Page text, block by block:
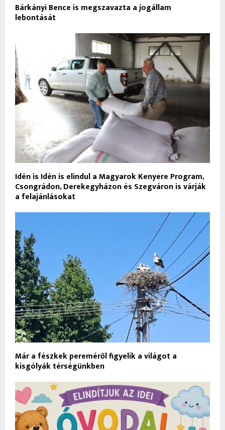
Bárkányi Bence is megszavazta a jogállam
lebontását
Idén is Idén is elindul a Magyarok Kenyere Program,
Csongrádon, Derekegyházon és Szegváron is várják
a felajánlásokat
Már a fészkek pereméről figyelik a világot a
kisgólyák térségünkben